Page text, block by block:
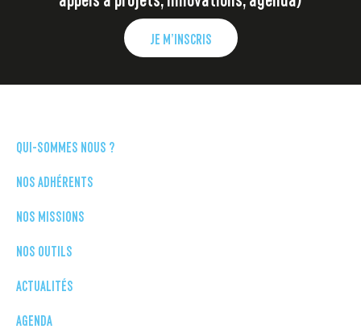
JE M’INSCRIS
QUI-SOMMES NOUS ?
NOS ADHÉRENTS
NOS MISSIONS
NOS OUTILS
ACTUALITÉS
AGENDA